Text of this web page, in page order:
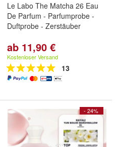
Le Labo The Matcha 26 Eau
De Parfum - Parfumprobe -
Duftprobe - Zerstäuber
ab 11,90 €
Kostenloser Versand
13
- 24%